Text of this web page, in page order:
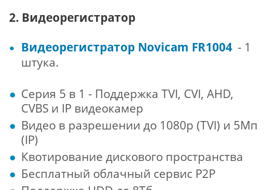
2. Видеорегистратор
Видеорегистратор Novicam FR1004 - 1
штука.
Серия 5 в 1 - Поддержка TVI, CVI, AHD,
CVBS и IP видеокамер
Видео в разрешении до 1080p (TVI) и 5Мп
(IP)
Квотирование дискового пространства
Бесплатный облачный сервис Р2Р